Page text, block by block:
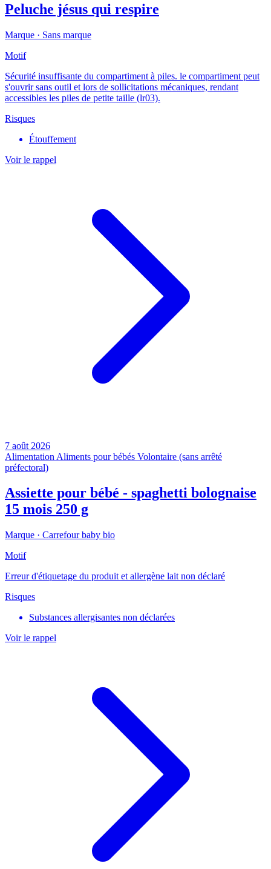
Peluche jésus qui respire
Marque · Sans marque
Motif
Sécurité insuffisante du compartiment à piles. le compartiment peut
s'ouvrir sans outil et lors de sollicitations mécaniques, rendant
accessibles les piles de petite taille (lr03).
Risques
Étouffement
Voir le rappel
7 août 2026
Alimentation Aliments pour bébés Volontaire (sans arrêté
préfectoral)
Assiette pour bébé - spaghetti bolognaise
15 mois 250 g
Marque · Carrefour baby bio
Motif
Erreur d'étiquetage du produit et allergène lait non déclaré
Risques
Substances allergisantes non déclarées
Voir le rappel